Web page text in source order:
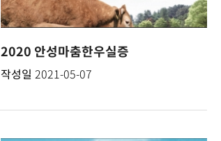
2020 안성마춤한우실증
작성일 2021-05-07